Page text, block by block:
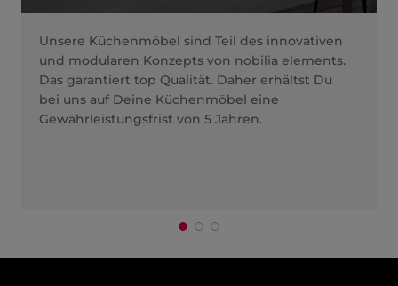
Unsere Küchenmöbel sind Teil des innovativen
und modularen Konzepts von nobilia elements.
Das garantiert top Qualität. Daher erhältst Du
bei uns auf Deine Küchenmöbel eine
Gewährleistungsfrist von 5 Jahren.